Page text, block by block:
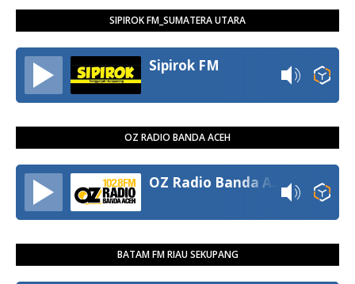
SIPIROK FM_SUMATERA UTARA
Sipirok FM
OZ RADIO BANDA ACEH
BATAM FM RIAU SEKUPANG